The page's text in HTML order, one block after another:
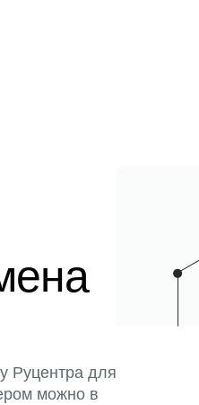
Руцентра для
можно в